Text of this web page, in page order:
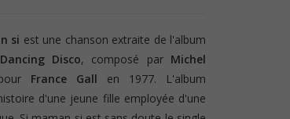
si est une chanson extraite de l'album
Dancing Disco, composé par Michel
France Gall en 1977. L'album
d'une jeune fille employée d'une